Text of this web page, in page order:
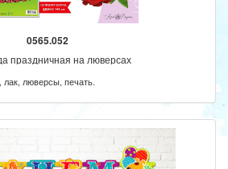
0565.052
праздничная на люверсах
лак, люверсы, печать.